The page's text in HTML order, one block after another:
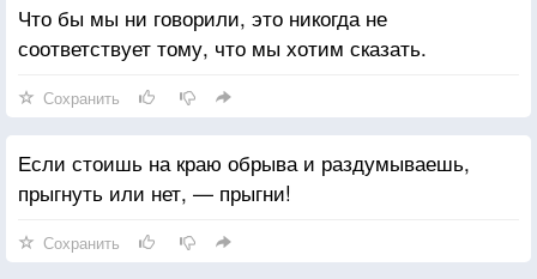
Что бы мы ни говорили, это никогда не
соответствует тому, что мы хотим сказать.
Сохранить
Если стоишь на краю обрыва и раздумываешь,
прыгнуть или нет, — прыгни!
Сохранить